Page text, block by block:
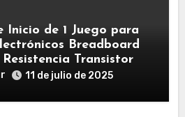
de 1 Juego para
Breadboard
Transistor
11 de julio de 2025